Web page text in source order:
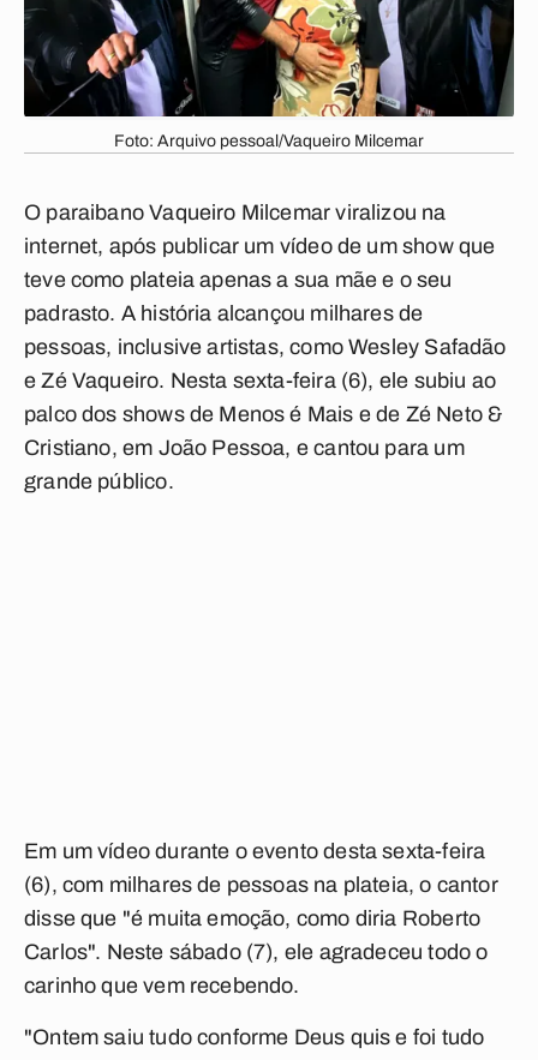
Foto: Arquivo pessoal/Vaqueiro Milcemar
O paraibano Vaqueiro Milcemar viralizou na
internet, após publicar um vídeo de um show que
teve como plateia apenas a sua mãe e o seu
padrasto. A história alcançou milhares de
pessoas, inclusive artistas, como Wesley Safadão
e Zé Vaqueiro. Nesta sexta-feira (6), ele subiu ao
palco dos shows de Menos é Mais e de Zé Neto &
Cristiano, em João Pessoa, e cantou para um
grande público.
Em um vídeo durante o evento desta sexta-feira
(6), com milhares de pessoas na plateia, o cantor
disse que "é muita emoção, como diria Roberto
Carlos". Neste sábado (7), ele agradeceu todo o
carinho que vem recebendo.
"Ontem saiu tudo conforme Deus quis e foi tudo